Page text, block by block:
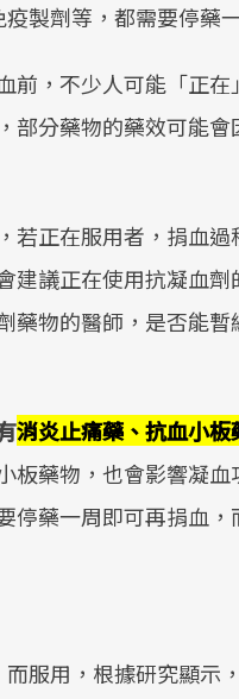
製劑等，都需要停藥
前，不少人可能「正
部分藥物的藥效可能
，若正在服用者，捐血
建議正在使用抗凝血
藥物的醫師，是否能
消炎止痛藥、抗血小
板藥物，也會影響凝
停藥一周即可再捐血
服用，根據研究顯示